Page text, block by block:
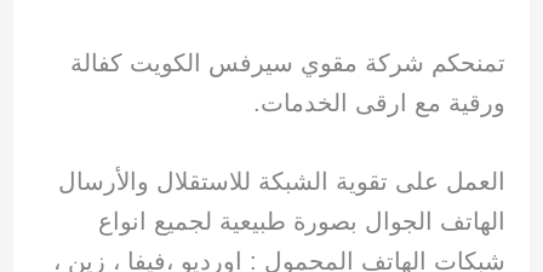
تمنحكم شركة مقوي سيرفس الكويت كفالة
ورقية مع ارقى الخدمات.
العمل على تقوية الشبكة للاستقلال والأرسال
الهاتف الجوال بصورة طبيعية لجميع انواع
شبكات الهاتف المحمول : اورديو ،فيفا ، زين ،